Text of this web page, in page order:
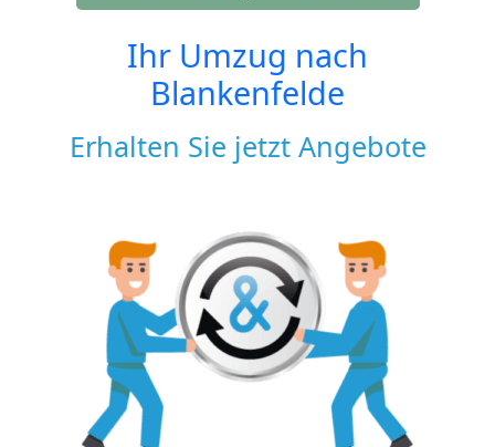
Ihr Umzug nach
Blankenfelde
Erhalten Sie jetzt Angebote